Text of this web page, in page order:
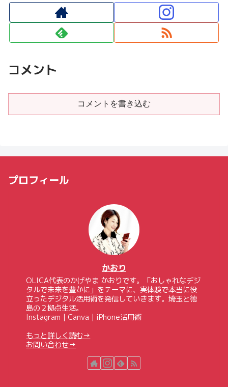
コメント
コメントを書き込む
プロフィール
かおり
OLICA代表のかげやま かおりです。「おしゃれなデジ
タルで未来を豊かに」をテーマに、実体験で本当に役
立ったデジタル活用術を発信していきます。埼玉と徳
島の２拠点生活。
Instagram｜Canva｜iPhone活用術
もっと詳しく読む→
お問い合わせ→